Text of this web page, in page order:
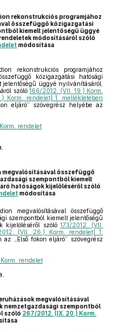
rekonstrukciós programjához
összefüggő közigazgatási
kiemelt jelentőségű üggyé
módosításáról szóló
módosítása
rekonstrukciós programjához
közigazgatási hatósági
üggyé nyilvánításáról,
szóló 166/2012. (VII. 19.) Korm.
Korm. rendelet] 1. mellékletében
eljáró” szövegrész helyébe az
rendelet
összefüggő
szempontból kiemelt
hatóságok kijelöléséről szóló
módosítása
megvalósításával összefüggő
szempontból kiemelt jelentőségű
kijelöléséről szóló 173/2012. (VII.
(VII. 26.) Korm. rendelet] 1.
„Első fokon eljáró” szövegrész
rendelet
megvalósításával
nemzetgazdasági szempontból
szóló 267/2012. (IX. 20.) Korm.